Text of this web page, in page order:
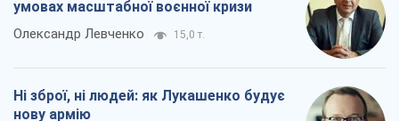
умовах масштабної воєнної кризи
Олександр Левченко 15,0 т.
Ні зброї, ні людей: як Лукашенко будує
нову армію